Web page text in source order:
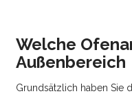
Welche
Außenbereich
Grundsätzlich haben Sie